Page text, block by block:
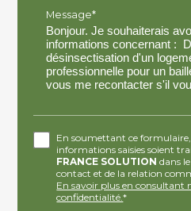
Message*
En soumettant ce formulaire,
informations saisies soient
FRANCE SOLUTION dans
contact et de la relation
En savoir plus en consultant
confidentialité.*